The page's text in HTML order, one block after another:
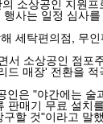
소상공인 지원
사는 일정 심사
세탁편의점, 무
서 소상공인 점포
드 매장' 전환을
은 "야간에는
판매기 무료 설
할 것"이라고 말